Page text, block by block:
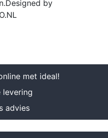
by
met ideal!
levering
advies